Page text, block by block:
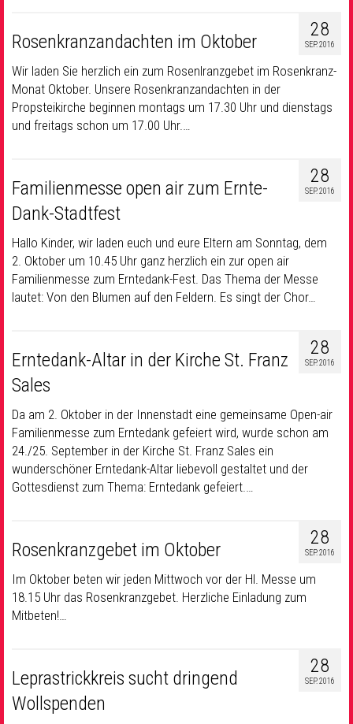
28
SEP. 2016
Rosenkranzandachten im Oktober
Wir laden Sie herzlich ein zum Rosenlranzgebet im Rosenkranz-
Monat Oktober. Unsere Rosenkranzandachten in der
Propsteikirche beginnen montags um 17.30 Uhr und dienstags
und freitags schon um 17.00 Uhr.…
28
SEP. 2016
Familienmesse open air zum Ernte-
Dank-Stadtfest
Hallo Kinder, wir laden euch und eure Eltern am Sonntag, dem
2. Oktober um 10.45 Uhr ganz herzlich ein zur open air
Familienmesse zum Erntedank-Fest. Das Thema der Messe
lautet: Von den Blumen auf den Feldern. Es singt der Chor…
28
SEP. 2016
Erntedank-Altar in der Kirche St. Franz
Sales
Da am 2. Oktober in der Innenstadt eine gemeinsame Open-air
Familienmesse zum Erntedank gefeiert wird, wurde schon am
24./25. September in der Kirche St. Franz Sales ein
wunderschöner Erntedank-Altar liebevoll gestaltet und der
Gottesdienst zum Thema: Erntedank gefeiert.…
28
SEP. 2016
Rosenkranzgebet im Oktober
Im Oktober beten wir jeden Mittwoch vor der Hl. Messe um
18.15 Uhr das Rosenkranzgebet. Herzliche Einladung zum
Mitbeten!…
28
SEP. 2016
Leprastrickkreis sucht dringend
Wollspenden